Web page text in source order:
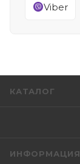
Viber
КАТАЛОГ
ИНФОРМАЦИЯ